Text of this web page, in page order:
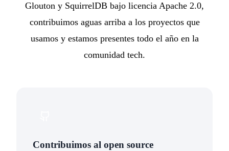
Glouton y SquirrelDB bajo licencia Apache 2.0,
contribuimos aguas arriba a los proyectos que
usamos y estamos presentes todo el año en la
comunidad tech.
Contribuimos al open source